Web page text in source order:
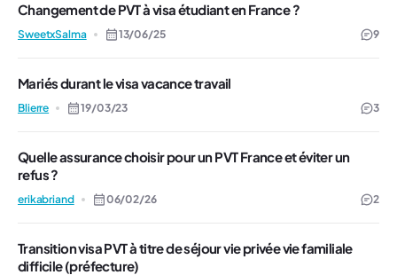
Changement de PVT à visa étudiant en France ?
SweetxSalma 13/06/25 9
Mariés durant le visa vacance travail
Blierre 19/03/23 3
Quelle assurance choisir pour un PVT France et éviter un
refus ?
erikabriand 06/02/26 2
Transition visa PVT à titre de séjour vie privée vie familiale
difficile (préfecture)